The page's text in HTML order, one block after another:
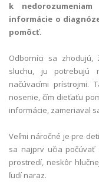
k
informácie o
pomôcť.
Odborníci sa
sluchu, ju potrebujú
načúvacími
nosenie, čím dieťaťu
informácie, zameriaval
Veľmi náročné je pre
sa najprv učia počúvať
prostredí, neskôr
ľudí naraz.